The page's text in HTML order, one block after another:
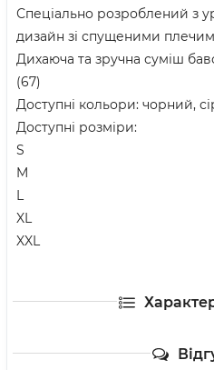
Спеціально розроблений з
дизайн зі спущеними
Дихаюча та зручна суміш
(67)
Доступні кольори: чорний,
Доступні розміри:
S
M
L
XL
XXL